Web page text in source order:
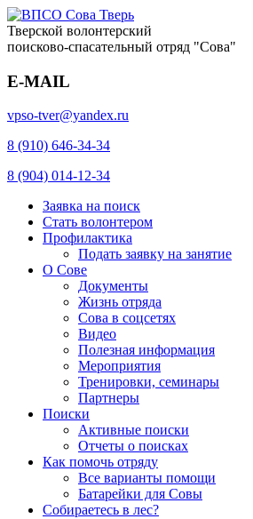
Тверской волонтерский
поисково-спасательный отряд "Сова"
E-MAIL
vpso-tver@yandex.ru
8 (910) 646-34-34
8 (904) 014-12-34
Заявка на поиск
Стать волонтером
Профилактика
Подать заявку на занятие
О Сове
Документы
Жизнь отряда
Сова в соцсетях
Видео
Полезная информация
Мероприятия
Тренировки, семинары
Партнеры
Поиски
Активные поиски
Отчеты о поисках
Как помочь отряду
Все варианты помощи
Батарейки для Совы
Собираетесь в лес?